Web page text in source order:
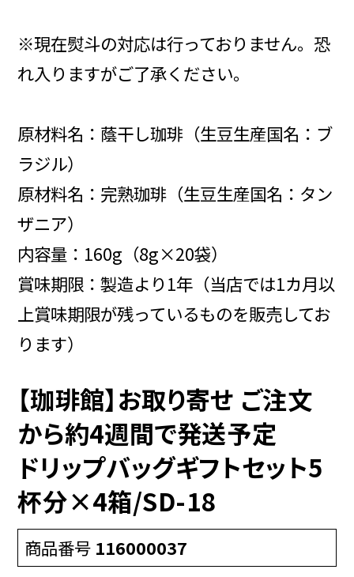
※現在熨斗の対応は行っておりません。恐
れ入りますがご了承ください。
原材料名：蔭干し珈琲（生豆生産国名：ブ
ラジル）
原材料名：完熟珈琲（生豆生産国名：タン
ザニア）
内容量：160g（8g×20袋）
賞味期限：製造より1年（当店では1カ月以
上賞味期限が残っているものを販売してお
ります）
【珈琲館】お取り寄せ ご注文
から約4週間で発送予定
ドリップバッグギフトセット5
杯分×4箱/SD-18
商品番号 116000037